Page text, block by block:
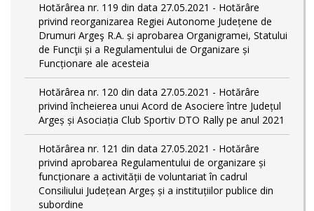
Hotărârea nr. 119 din data 27.05.2021 - Hotărâre
privind reorganizarea Regiei Autonome Județene de
Drumuri Argeş R.A. și aprobarea Organigramei, Statului
de Funcţii și a Regulamentului de Organizare și
Funcționare ale acesteia
Hotărârea nr. 120 din data 27.05.2021 - Hotărâre
privind încheierea unui Acord de Asociere între Județul
Argeș și Asociația Club Sportiv DTO Rally pe anul 2021
Hotărârea nr. 121 din data 27.05.2021 - Hotărâre
privind aprobarea Regulamentului de organizare și
funcționare a activității de voluntariat în cadrul
Consiliului Județean Argeș și a instituțiilor publice din
subordine